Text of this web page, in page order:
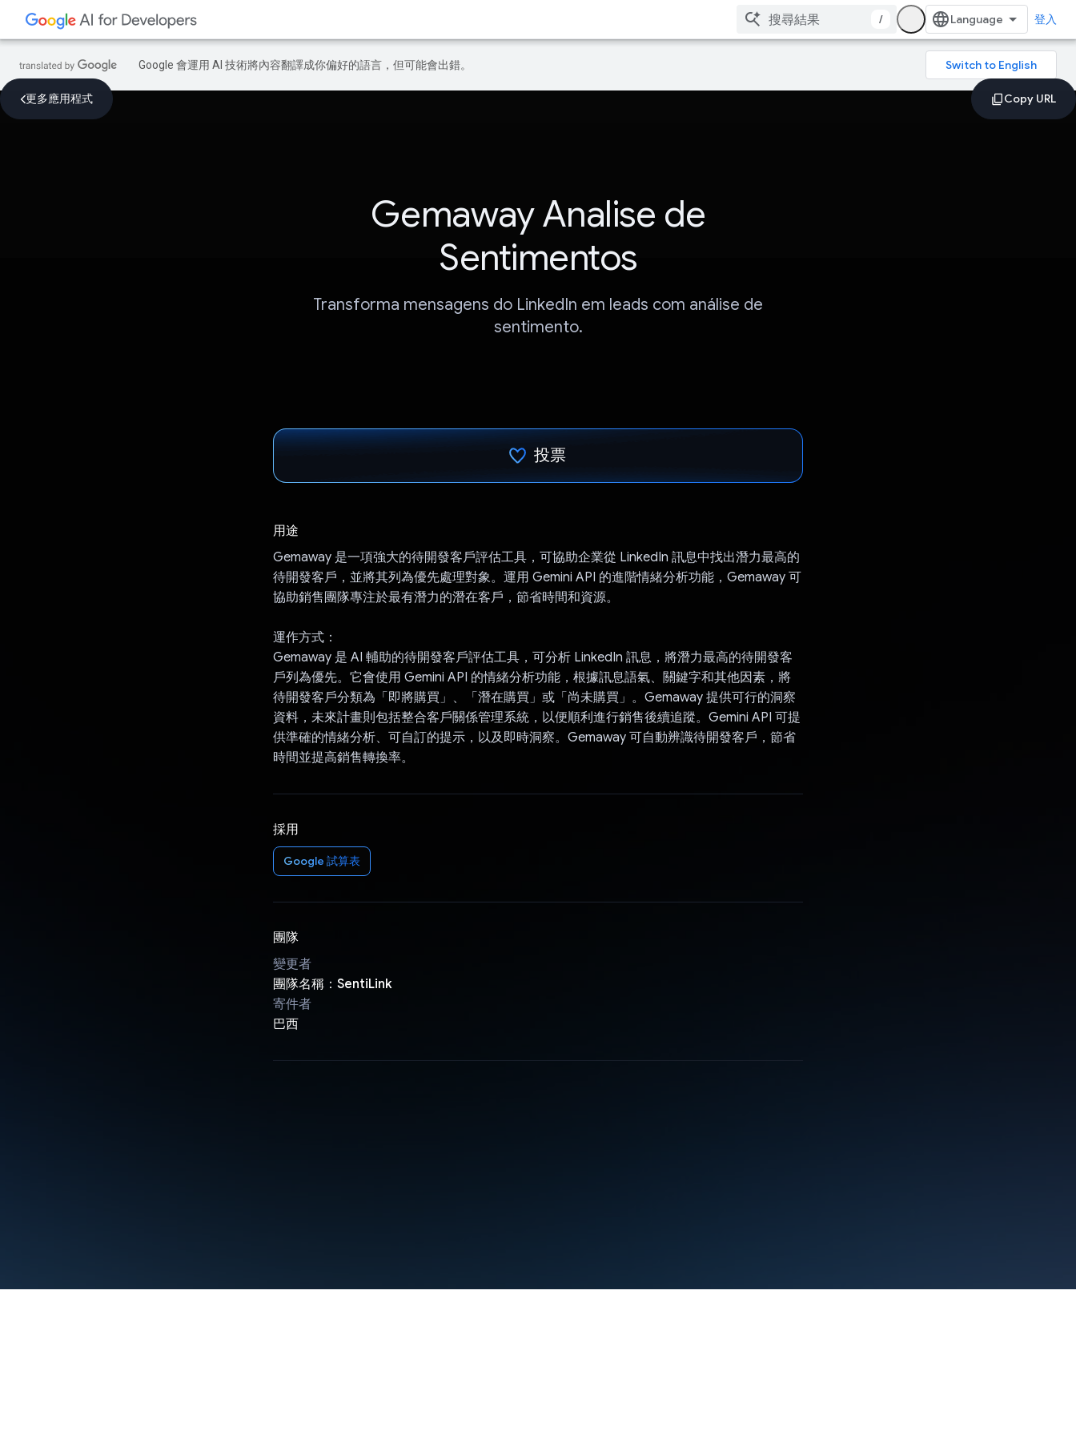
/ 登入
Google 會運用 AI 技術將內容翻譯成你偏好的語言，但可能會出錯。
更多應用程式
Gemaway Analise de
Sentimentos
Transforma mensagens do LinkedIn em leads com análise de
sentimento.
投票
用途
Gemaway 是一項強大的待開發客戶評估工具，可協助企業從 LinkedIn 訊息中找出潛力最高的
待開發客戶，並將其列為優先處理對象。運用 Gemini API 的進階情緒分析功能，Gemaway 可
協助銷售團隊專注於最有潛力的潛在客戶，節省時間和資源。
運作方式：
Gemaway 是 AI 輔助的待開發客戶評估工具，可分析 LinkedIn 訊息，將潛力最高的待開發客
戶列為優先。它會使用 Gemini API 的情緒分析功能，根據訊息語氣、關鍵字和其他因素，將
待開發客戶分類為「即將購買」、「潛在購買」或「尚未購買」。Gemaway 提供可行的洞察
資料，未來計畫則包括整合客戶關係管理系統，以便順利進行銷售後續追蹤。Gemini API 可提
供準確的情緒分析、可自訂的提示，以及即時洞察。Gemaway 可自動辨識待開發客戶，節省
時間並提高銷售轉換率。
採用
Google 試算表
團隊
變更者
團隊名稱：SentiLink
寄件者
巴西